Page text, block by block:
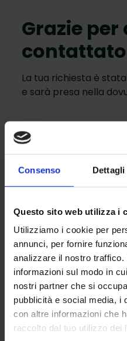
Consenso Dettagli
Questo sito web utilizza i
Utilizziamo i cookie per
annunci, per fornire
analizzare il nostro traffico.
informazioni sul modo in
nostri partner che si
pubblicità e social media, i
con altre informazioni che
raccolto dal tuo utilizzo dei
Grazie per
contattato
La tua richiesta è
e sarà presa nella
Impianto Sicuro
manutenzione dedicato